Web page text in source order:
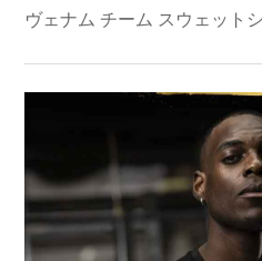
ヴェナム チーム スウェット